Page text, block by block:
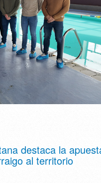
destaca la
al territorio